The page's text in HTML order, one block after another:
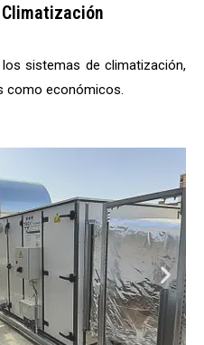
sistemas de climatización,
como económicos.